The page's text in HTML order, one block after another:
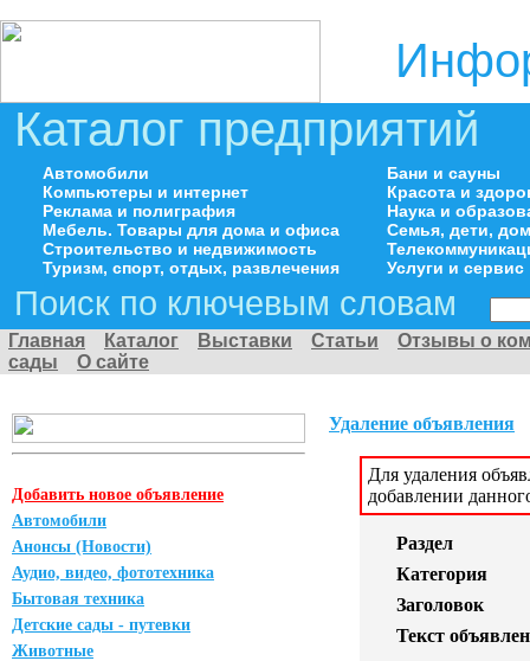
Каталог предприятий
Автомобили
Компьютеры и интернет
Реклама и полиграфия
Мебель. Товары для дома и офиса
Строительство и недвижимость
Туризм, спорт, отдых, развлечения
Бани и сауны
Красота и
Наука и
Семья, дети,
Услуги и сервис
Поиск по ключевым словам
Главная Каталог Выставки Статьи
Отзывы о
сады
О сайте
Добавить новое объявление
Автомобили
Анонсы (Новости)
Аудио, видео, фототехника
Бытовая техника
Детские сады - путевки
Животные
Удаление объявления
Для удаления
добавлении
Раздел
Категория
Заголовок
Текст